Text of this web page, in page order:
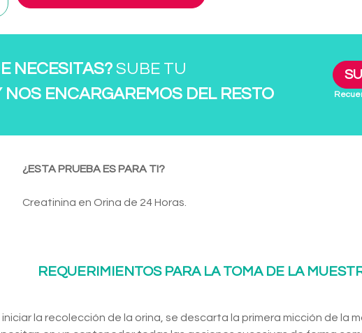
NECESITAS? SUBE TU
NOS ENCARGAREMOS DEL RESTO
¿ESTA PRUEBA ES PARA TI?
Creatinina en Orina de 24 Horas.
REQUERIMIENTOS PARA LA TOMA DE LA
la recolección de la orina, se descarta la primera micción de la